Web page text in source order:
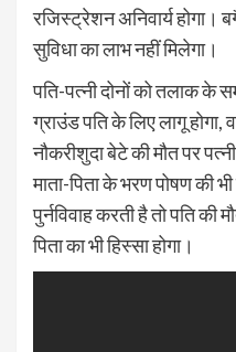
रजिस्ट्रेशन अनिवार्य होगा।
सुविधा का लाभ नहीं मिलेगा।
पति-पत्नी दोनों को तलाक के
ग्राउंड पति के लिए लागू होगा,
नौकरीशुदा बेटे की मौत पर
माता-पिता के भरण पोषण की
पुर्नविवाह करती है तो पति
पिता का भी हिस्सा होगा।